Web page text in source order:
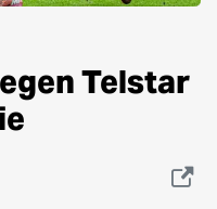
Telstar